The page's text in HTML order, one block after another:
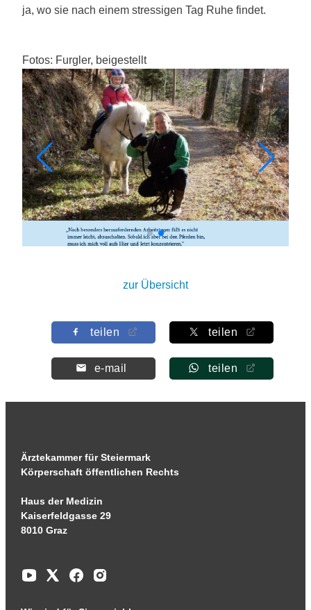
ja, wo sie nach einem stressigen Tag Ruhe findet.
Fotos: Furgler, beigestellt
zur Übersicht
teilen teilen
e-mail teilen
Ärztekammer für Steiermark
Körperschaft öffentlichen Rechts
Haus der Medizin
Kaiserfeldgasse 29
8010 Graz